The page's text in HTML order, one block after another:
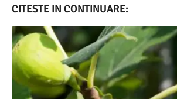
CITESTE IN CONTINUARE: